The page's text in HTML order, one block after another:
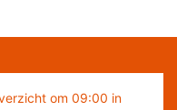
om 09:00 in